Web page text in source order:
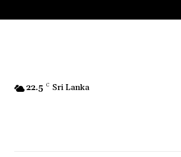
22.5 C Sri Lanka